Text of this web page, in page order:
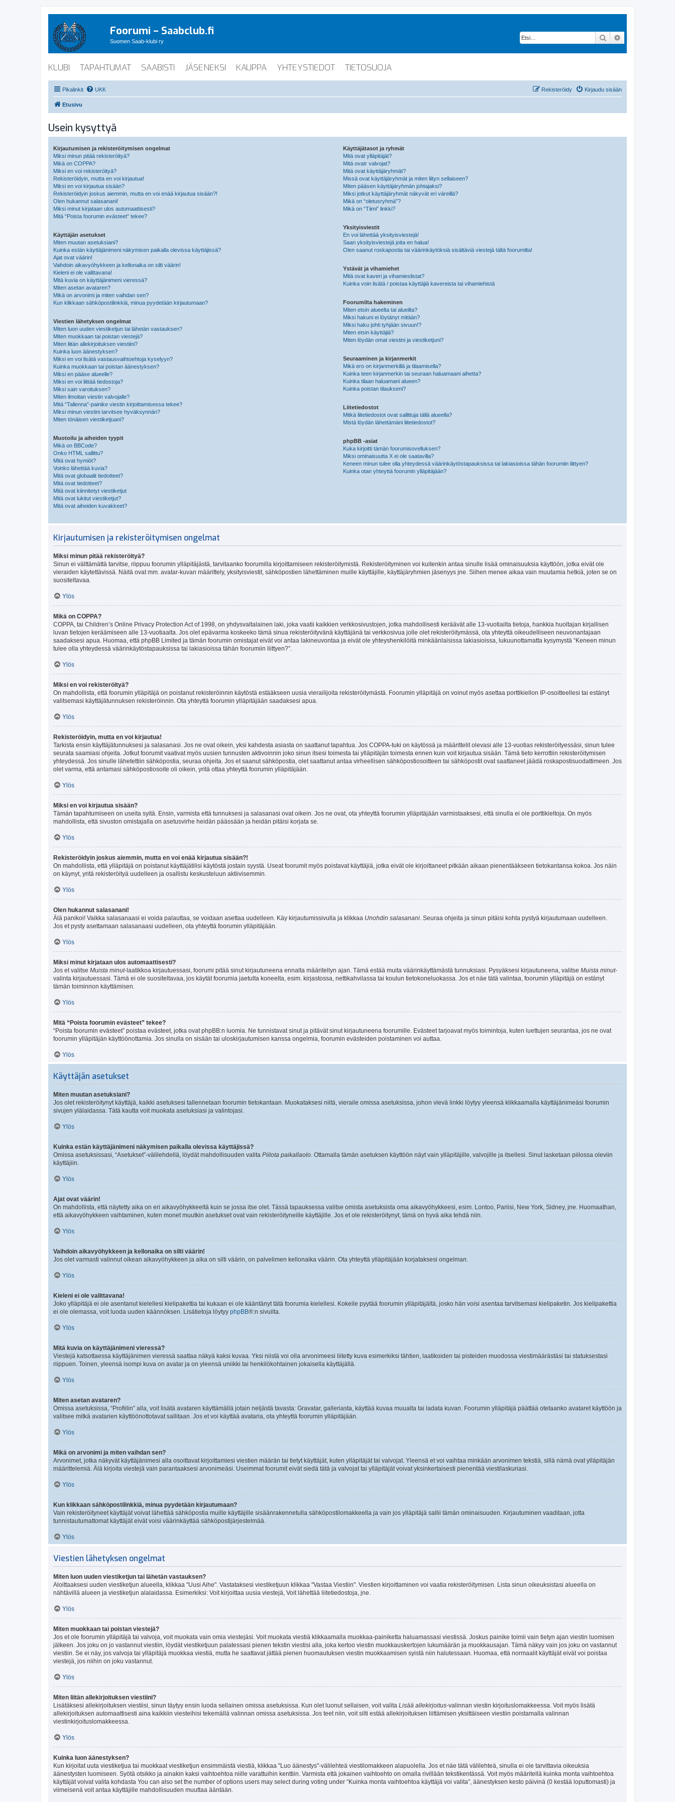
Foorumi – Saabclub.fi
Suomen Saab-klubi ry Etsi
KLUBI TAPAHTUMAT SAABISTI JÄSENEKSI KAUPPA YHTEYSTIEDOT TIETOSUOJA
Pikalinkit UKK Kirjaudu sisään
Rekisteröidy
Etusivu
Usein kysyttyä
Kirjautumisen ja rekisteröitymisen ongelmat
Miksi minun pitää rekisteröityä?
Mikä on COPPA?
Miksi en voi rekisteröityä?
Rekisteröidyin, mutta en voi kirjautua!
Miksi en voi kirjautua sisään?
Rekisteröidyin joskus aiemmin, mutta en voi enää kirjautua sisään?!
Olen hukannut salasanani!
Miksi minut kirjataan ulos automaattisesti?
Mitä “Poista foorumin evästeet” tekee?
Käyttäjän asetukset
Miten muutan asetuksiani?
Kuinka estän käyttäjänimeni näkymisen paikalla olevissa käyttäjissä?
Ajat ovat väärin!
Vaihdoin aikavyöhykkeen ja kellonaika on silti väärin!
Kieleni ei ole valittavana!
Mitä kuvia on käyttäjänimeni vieressä?
Miten asetan avataren?
Mikä on arvonimi ja miten vaihdan sen?
Kun klikkaan sähköpostilinkkiä, minua pyydetään kirjautumaan?
Viestien lähetyksen ongelmat
Miten luon uuden viestiketjun tai lähetän vastauksen?
Miten muokkaan tai poistan viestejä?
Miten liitän allekirjoituksen viestiini?
Kuinka luon äänestyksen?
Miksi en voi lisätä vastausvaihtoehtoja kyselyyn?
Kuinka muokkaan tai poistan äänestyksen?
Miksi en pääse alueelle?
Miksi en voi liittää tiedostoja?
Miksi sain varoituksen?
Miten ilmoitan viestin valvojalle?
Mitä “Tallenna”-painike viestin kirjoittamisessa tekee?
Miksi minun viestini tarvitsee hyväksynnän?
Miten tönäisen viestiketjuani?
Muotoilu ja aiheiden tyypit
Mikä on BBCode?
Onko HTML sallittu?
Mitä ovat hymiöt?
Voinko lähettää kuvia?
Mitä ovat globaalit tiedotteet?
Mitä ovat tiedotteet?
Mitä ovat kiinnitetyt viestiketjut
Mitä ovat lukitut viestiketjut?
Mitä ovat aiheiden kuvakkeet?
Käyttäjätasot ja ryhmät
Mitä ovat ylläpitäjät?
Mitä ovatr valvojat?
Mitä ovat käyttäjäryhmät?
Missä ovat käyttäjäryhmät ja miten liityn sellaiseen?
Miten pääsen käyttäjäryhmän johtajaksi?
Miksi jotkut käyttäjäryhmät näkyvät eri väreillä?
Mikä on “oletusryhmä”?
Mikä on “Tiimi” linkki?
Yksityisviestit
En voi lähettää yksityisviestejä!
Saan yksityisviestejä joita en halua!
Olen saanut roskapostia tai väärinkäytöksiä sisältäviä viestejä tältä foorumilta!
Ystävät ja vihamiehet
Mitä ovat kaveri ja vihamieslistat?
Kuinka voin lisätä / poistaa käyttäjiä kavereista tai vihamiehistä
Foorumilta hakeminen
Miten etsin alueelta tai alueilta?
Miksi hakuni ei löytänyt mitään?
Miksi haku johti tyhjään sivuun!?
Miten etsin käyttäjiä?
Miten löydän omat viestini ja viestiketjuni?
Seuraaminen ja kirjanmerkit
Mikä ero on kirjanmerkillä ja tilaamisella?
Kuinka teen kirjanmerkin tai seuraan haluamaani aihetta?
Kuinka tilaan haluamani alueen?
Kuinka poistan tilaukseni?
Liitetiedostot
Mitkä liitetiedostot ovat sallittuja tällä alueella?
Mistä löydän lähettämäni liitetiedostot?
phpBB -asiat
Kuka kirjoitti tämän foorumisovelluksen?
Miksi ominaisuutta X ei ole saatavilla?
Keneen minun tulee olla yhteydessä väärinkäytöstapauksissa tai lakiasioissa tähän foorumiin liittyen?
Kuinka otan yhteyttä foorumin ylläpitäjään?
Kirjautumisen ja rekisteröitymisen ongelmat
Miksi minun pitää rekisteröityä?
Sinun ei välttämättä tarvitse, riippuu foorumin ylläpitäjästä, tarvitaanko foorumilla kirjoittamiseen rekisteröitymistä. Rekisteröityminen voi kuitenkin antaa sinulle lisää ominaisuuksia käyttöön, jotka eivät ole
vieraiden käytettävissä. Näitä ovat mm. avatar-kuvan määrittely, yksityisviestit, sähköpostien lähettäminen muille käyttäjille, käyttäjäryhmien jäsenyys jne. Siihen menee aikaa vain muutamia hetkiä, joten se on
suositeltavaa.
Ylös
Mikä on COPPA?
COPPA, tai Children’s Online Privacy Protection Act of 1998, on yhdysvaltalainen laki, joka vaatii kaikkien verkkosivustojen, jotka mahdollisesti keräävät alle 13-vuotiailta tietoja, hankkia huoltajan kirjallisen
luvan tietojen keräämiseen alle 13-vuotiaalta. Jos olet epävarma koskeeko tämä sinua rekisteröityvänä käyttäjänä tai verkkosivua jolle olet rekisteröitymässä, ota yhteyttä oikeudelliseen neuvonantajaan
saadaksesi apua. Huomaa, että phpBB Limited ja tämän foorumin omistajat eivät voi antaa lakineuvontaa ja eivät ole yhteyshenkilöitä minkäänlaisissa lakiasioissa, lukuunottamatta kysymystä “Keneen minun
tulee olla yhteydessä väärinkäytöstapauksissa tai lakiasioissa tähän foorumiin liittyen?”.
Ylös
Miksi en voi rekisteröityä?
On mahdollista, että foorumin ylläpitäjä on poistanut rekisteröinnin käytöstä estääkseen uusia vierailijoita rekisteröitymästä. Foorumin ylläpitäjä on voinut myös asettaa porttikiellon IP-osoitteellesi tai estänyt
valitsemasi käyttäjätunnuksen rekisteröinnin. Ota yhteyttä foorumin ylläpitäjään saadaksesi apua.
Ylös
Rekisteröidyin, mutta en voi kirjautua!
Tarkista ensin käyttäjätunnuksesi ja salasanasi. Jos ne ovat oikein, yksi kahdesta asiasta on saattanut tapahtua. Jos COPPA-tuki on käytössä ja määrittelit olevasi alle 13-vuotias rekisteröityessäsi, sinun tulee
seurata saamiasi ohjeita. Jotkut foorumit vaativat myös uusien tunnusten aktivoinnin joko sinun itsesi toimesta tai ylläpitäjän toimesta ennen kuin voit kirjautua sisään. Tämä tieto kerrottiin rekisteröitymisen
yhteydessä. Jos sinulle lähetettiin sähköpostia, seuraa ohjeita. Jos et saanut sähköpostia, olet saattanut antaa virheellisen sähköpostiosoitteen tai sähköpostit ovat saattaneet jäädä roskapostisuodattimeen. Jos
olet varma, että antamasi sähköpostiosoite oli oikein, yritä ottaa yhteyttä foorumin ylläpitäjään.
Ylös
Miksi en voi kirjautua sisään?
Tämän tapahtumiseen on useita syitä. Ensin, varmista että tunnuksesi ja salasanasi ovat oikein. Jos ne ovat, ota yhteyttä foorumin ylläpitäjään varmistaaksesi, että sinulla ei ole porttikieltoja. On myös
mahdollista, että sivuston omistajalla on asetusvirhe heidän päässään ja heidän pitäisi korjata se.
Ylös
Rekisteröidyin joskus aiemmin, mutta en voi enää kirjautua sisään?!
On mahdollista, että ylläpitäjä on poistanut käyttäjätilisi käytöstä jostain syystä. Useat foorumit myös poistavat käyttäjiä, jotka eivät ole kirjoittaneet pitkään aikaan pienentääkseen tietokantansa kokoa. Jos näin
on käynyt, yritä rekisteröityä uudelleen ja osallistu keskusteluun aktiivisemmin.
Ylös
Olen hukannut salasanani!
Älä panikoi! Vaikka salasanaasi ei voida palauttaa, se voidaan asettaa uudelleen. Käy kirjautumissivulla ja klikkaa Unohdin salasanani . Seuraa ohjeita ja sinun pitäisi kohta pystyä kirjautumaan uudelleen.
Jos et pysty asettamaan salasanaasi uudelleen, ota yhteyttä foorumin ylläpitäjään.
Ylös
Miksi minut kirjataan ulos automaattisesti?
Jos et valitse Muista minut-laatikkoa kirjautuessasi, foorumi pitää sinut kirjautuneena ennalta määritellyn ajan. Tämä estää muita väärinkäyttämästä tunnuksiasi. Pysyäksesi kirjautuneena, valitse Muista minut-
valinta kirjautuessasi. Tämä ei ole suositeltavaa, jos käytät foorumia jaetulta koneelta, esim. kirjastossa, nettikahvilassa tai koulun tietokoneluokassa. Jos et näe tätä valintaa, foorumin ylläpitäjä on estänyt
tämän toiminnon käyttämisen.
Ylös
Mitä “Poista foorumin evästeet” tekee?
“Poista foorumin evästeet” poistaa evästeet, jotka ovat phpBB:n luomia. Ne tunnistavat sinut ja pitävät sinut kirjautuneena foorumille. Evästeet tarjoavat myös toimintoja, kuten luettujen seurantaa, jos ne ovat
foorumin ylläpitäjän käyttöönottamia. Jos sinulla on sisään tai uloskirjautumisen kanssa ongelmia, foorumin evästeiden poistaminen voi auttaa.
Ylös
Käyttäjän asetukset
Miten muutan asetuksiani?
Jos olet rekisteröitynyt käyttäjä, kaikki asetuksesi tallennetaan foorumin tietokantaan. Muokataksesi niitä, vieraile omissa asetuksissa, johon vievä linkki löytyy yleensä klikkaamalla käyttäjänimeäsi foorumin
sivujen ylälaidassa. Tätä kautta voit muokata asetuksiasi ja valintojasi.
Ylös
Kuinka estän käyttäjänimeni näkymisen paikalla olevissa käyttäjissä?
Omissa asetuksissasi, “Asetukset”-välilehdellä, löydät mahdollisuuden valita Piilota paikallaolo . Ottamalla tämän asetuksen käyttöön näyt vain ylläpitäjille, valvojille ja itsellesi. Sinut lasketaan piilossa oleviin
käyttäjiin.
Ylös
Ajat ovat väärin!
On mahdollista, että näytetty aika on eri aikavyöhykkeeltä kuin se jossa itse olet. Tässä tapauksessa valitse omista asetuksista oma aikavyöhykkeesi, esim. Lontoo, Pariisi, New York, Sidney, jne. Huomaathan,
että aikavyöhykkeen vaihtaminen, kuten monet muutkin asetukset ovat vain rekisteröityneille käyttäjille. Jos et ole rekisteröitynyt, tämä on hyvä aika tehdä niin.
Ylös
Vaihdoin aikavyöhykkeen ja kellonaika on silti väärin!
Jos olet varmasti valinnut oikean aikavyöhykkeen ja aika on silti väärin, on palvelimen kellonaika väärin. Ota yhteyttä ylläpitäjään korjataksesi ongelman.
Ylös
Kieleni ei ole valittavana!
Joko ylläpitäjä ei ole asentanut kielellesi kielipakettia tai kukaan ei ole kääntänyt tätä foorumia kielellesi. Kokeile pyytää foorumin ylläpitäjältä, josko hän voisi asentaa tarvitsemasi kielipaketin. Jos kielipakettia
ei ole olemassa, voit luoda uuden käännöksen. Lisätietoja löytyy phpBB®:n sivuilta.
Ylös
Mitä kuvia on käyttäjänimeni vieressä?
Viestejä katsottaessa käyttäjänimen vieressä saattaa näkyä kaksi kuvaa. Yksi niistä voi olla arvonimeesi liitetty kuva esimerkiksi tähtien, laatikoiden tai pisteiden muodossa viestimäärästäsi tai statuksestasi
riippuen. Toinen, yleensä isompi kuva on avatar ja on yleensä uniikki tai henkilökohtainen jokaisella käyttäjällä.
Ylös
Miten asetan avataren?
Omissa asetuksissa, “Profiilin” alla, voit lisätä avataren käyttämällä jotain neljästä tavasta: Gravatar, galleriasta, käyttää kuvaa muualta tai ladata kuvan. Foorumin ylläpitäjä päättää otetaanko avataret käyttöön ja
valitsee mitkä avatarien käyttöönottotavat sallitaan. Jos et voi käyttää avataria, ota yhteyttä foorumin ylläpitäjään.
Ylös
Mikä on arvonimi ja miten vaihdan sen?
Arvonimet, jotka näkyvät käyttäjänimesi alla osoittavat kirjoittamiesi viestien määrän tai tietyt käyttäjät, kuten ylläpitäjät tai valvojat. Yleensä et voi vaihtaa minkään arvonimen tekstiä, sillä nämä ovat ylläpitäjän
määrittelemiä. Älä kirjoita viestejä vain parantaaksesi arvonimeäsi. Useimmat foorumit eivät siedä tätä ja valvojat tai ylläpitäjät voivat yksinkertaisesti pienentää viestilaskuriasi.
Ylös
Kun klikkaan sähköpostilinkkiä, minua pyydetään kirjautumaan?
Vain rekisteröityneet käyttäjät voivat lähettää sähköpostia muille käyttäjille sisäänrakennetulla sähköpostilomakkeella ja vain jos ylläpitäjä sallii tämän ominaisuuden. Kirjautuminen vaaditaan, jotta
tunnistautumattomat käyttäjät eivät voisi väärinkäyttää sähköpostijärjestelmää.
Ylös
Viestien lähetyksen ongelmat
Miten luon uuden viestiketjun tai lähetän vastauksen?
Aloittaaksesi uuden viestiketjun alueella, klikkaa "Uusi Aihe". Vastataksesi viestiketjuun klikkaa "Vastaa Viestiin". Viestien kirjoittaminen voi vaatia rekisteröitymisen. Lista sinun oikeuksistasi alueella on
nähtävillä alueen ja viestiketjun alalaidassa. Esimerkiksi: Voit kirjoittaa uusia viestejä, Voit lähettää liitetiedostoja, jne.
Ylös
Miten muokkaan tai poistan viestejä?
Jos et ole foorumin ylläpitäjä tai valvoja, voit muokata vain omia viestejäsi. Voit muokata viestiä klikkaamalla muokkaa-painiketta haluamassasi viestissä. Joskus painike toimii vain tietyn ajan viestin luomisen
jälkeen. Jos joku on jo vastannut viestiin, löydät viestiketjuun palatessasi pienen tekstin viestisi alla, joka kertoo viestin muokkauskertojen lukumäärän ja muokkausajan. Tämä näkyy vain jos joku on vastannut
viestiin. Se ei näy, jos valvoja tai ylläpitäjä muokkaa viestiä, mutta he saattavat jättää pienen huomautuksen viestin muokkaamisen syistä niin halutessaan. Huomaa, että normaalit käyttäjät eivät voi poistaa
viestejä, jos niihin on joku vastannut.
Ylös
Miten liitän allekirjoituksen viestiini?
Lisätäksesi allekirjoituksen viestiisi, sinun täytyy ensin luoda sellainen omissa asetuksissa. Kun olet luonut sellaisen, voit valita Lisää allekirjoitus-valinnan viestin kirjoituslomakkeessa. Voit myös lisätä
allekirjoituksen automaattisesti aina kaikkiin viesteihisi tekemällä valinnan omissa asetuksissa. Jos teet niin, voit silti estää allekirjoituksen liittämisen yksittäiseen viestiin poistamalla valinnan
viestinkirjoituslomakkeessa.
Ylös
Kuinka luon äänestyksen?
Kun kirjoitat uuta viestiketjua tai muokkaat viestiketjun ensimmäistä viestiä, klikkaa "Luo äänestys"-välilehteä viestilomakkeen alapuolella. Jos et näe tätä välilehteä, sinulla ei ole tarvittavia oikeuksia
äänestysten luomiseen. Syötä otsikko ja ainakin kaksi vaihtoehtoa niille varattuihin kenttiin. Varmista että jokainen vaihtoehto on omalla rivillään tekstikentässä. Voit myös määritellä kuinka monta vaihtoehtoa
käyttäjät voivat valita kohdasta You can also set the number of options users may select during voting under “Kuinka monta vaihtoehtoa käyttäjä voi valita”, äänestyksen kesto päivinä (0 kestää loputtomasti) ja
viimeisenä voit antaa käyttäjille mahdollisuuden muuttaa ääntään.